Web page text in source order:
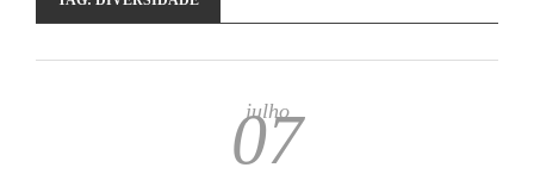
julho
07